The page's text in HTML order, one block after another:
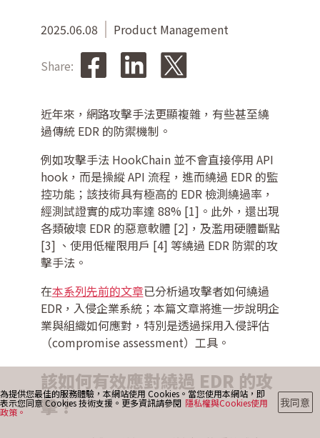
關於 TeamT5
最新消息
部落格
2025.06.08 Product Management
Share:
近年來，網路攻擊手法更顯複雜，有些甚至繞
過傳統 EDR 的防禦機制。
例如攻擊手法 HookChain 並不會直接停用 API
hook，而是操縱 API 流程，進而繞過 EDR 的監
控功能；該技術具有極高的 EDR 檢測繞過率，
經測試證實的成功率達 88% [1]。此外，還出現
各類破壞 EDR 的惡意軟體 [2]，及濫用硬體斷點
[3] 、使用低權限用戶 [4] 等繞過 EDR 防禦的攻
擊手法。
在本系列先前的文章已分析過攻擊者如何繞過
EDR，入侵企業系統；本篇文章將進一步說明企
業與組織如何應對，特別是透過採用入侵評估
（compromise assessment）工具。
該如何有效應對繞過 EDR 的攻
擊？
為提供您最佳的服務體驗，本網站使用 Cookies。當您使用本網站，即
表示您同意 Cookies 技術支援。更多資訊請參閱 隱私權與Cookies使用
政策。
我同意